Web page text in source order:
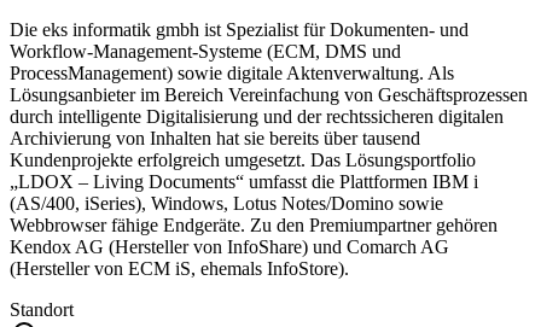
Die eks informatik gmbh ist Spezialist für Dokumenten- und
Workflow-Management-Systeme (ECM, DMS und
ProcessManagement) sowie digitale Aktenverwaltung. Als
Lösungsanbieter im Bereich Vereinfachung von Geschäftsprozessen
durch intelligente Digitalisierung und der rechtssicheren digitalen
Archivierung von Inhalten hat sie bereits über tausend
Kundenprojekte erfolgreich umgesetzt. Das Lösungsportfolio
„LDOX – Living Documents“ umfasst die Plattformen IBM i
(AS/400, iSeries), Windows, Lotus Notes/Domino sowie
Webbrowser fähige Endgeräte. Zu den Premiumpartner gehören
Kendox AG (Hersteller von InfoShare) und Comarch AG
(Hersteller von ECM iS, ehemals InfoStore).
Standort